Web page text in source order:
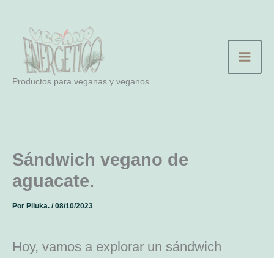
contenido
Productos para veganas y veganos
Sándwich vegano de
aguacate.
Por Piluka. /08/10/2023
Hoy, vamos a explorar un sándwich